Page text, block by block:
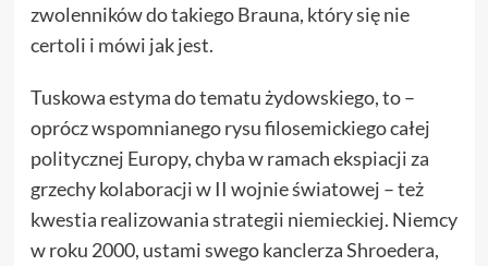
zwolenników do takiego Brauna, który się nie
certoli i mówi jak jest.
Tuskowa estyma do tematu żydowskiego, to –
oprócz wspomnianego rysu filosemickiego całej
politycznej Europy, chyba w ramach ekspiacji za
grzechy kolaboracji w II wojnie światowej – też
kwestia realizowania strategii niemieckiej. Niemcy
w roku 2000, ustami swego kanclerza Shroedera,